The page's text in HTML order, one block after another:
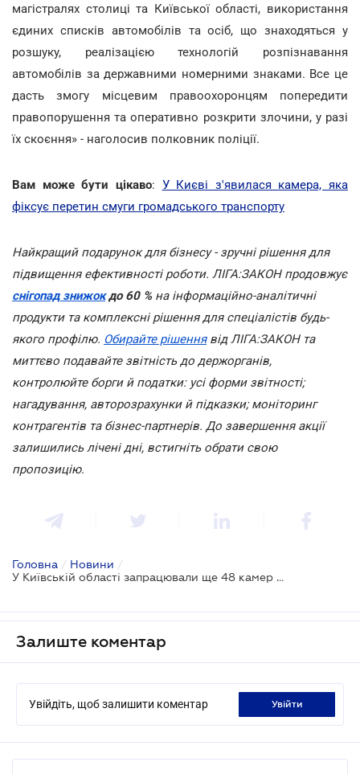
магістралях столиці та Київської області, використання
єдиних списків автомобілів та осіб, що знаходяться у
розшуку, реалізацією технологій розпізнавання
автомобілів за державними номерними знаками. Все це
дасть змогу місцевим правоохоронцям попередити
правопорушення та оперативно розкрити злочини, у разі
їх скоєння» - наголосив полковник поліції.
Вам може бути цікаво: У Києві з'явилася камера, яка
фіксує перетин смуги громадського транспорту
Найкращий подарунок для бізнесу - зручні рішення для
підвищення ефективності роботи. ЛІГА:ЗАКОН продовжує
снігопад знижокдо 60 %на інформаційно-аналітичні
продукти та комплексні рішення для спеціалістів будь-
якого профілю. Обирайте рішеннявід ЛІГА:ЗАКОН та
миттєво подавайте звітність до держорганів,
контролюйте борги й податки: усі форми звітності;
нагадування, авторозрахунки й підказки; моніторинг
контрагентів та бізнес-партнерів. До завершення акції
залишились лічені дні, встигніть обрати свою
пропозицію.
Головна / Новини /
У Київській області запрацювали ще 48 камер для фіксації порушень ПДР
Залиште коментар
Увійдіть, щоб залишити коментар увійти